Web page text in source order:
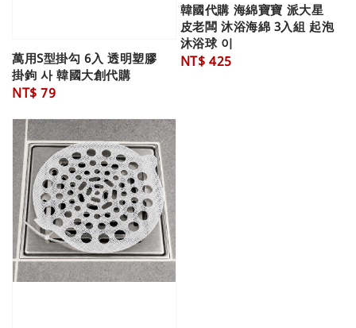
萬用S型掛勾 6入 透明塑膠
掛鉤 사 韓國大創代購
Regular
NT$ 79
韓國代購 海綿寶寶 派大星
皮老闆 沐浴海綿 3入組 起泡
沐浴球 이
Regular
NT$ 425